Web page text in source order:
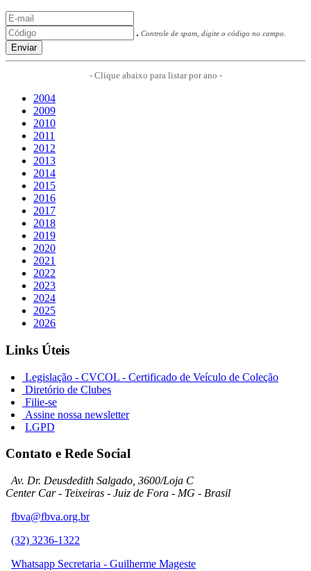
Controle de spam, digite o código no campo.
Enviar
- Clique abaixo para listar por ano -
2004
2009
2010
2011
2012
2013
2014
2015
2016
2017
2018
2019
2020
2021
2022
2023
2024
2025
2026
Links Úteis
Legislação - CVCOL - Certificado de Veículo de Coleção
Diretório de Clubes
Filie-se
Assine nossa newsletter
LGPD
Contato e Rede Social
Av. Dr. Deusdedith Salgado, 3600/Loja C
Center Car - Teixeiras - Juiz de Fora - MG - Brasil
fbva@fbva.org.br
(32) 3236-1322
Whatsapp Secretaria - Guilherme Mageste